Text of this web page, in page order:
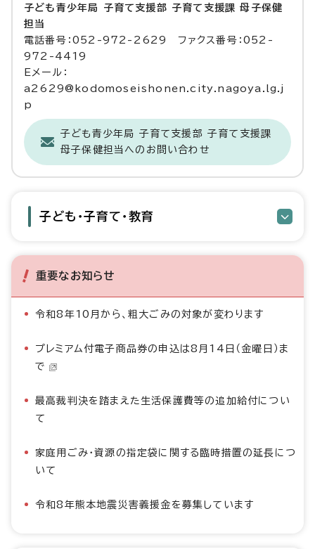
子ども青少年局 子育て支援部 子育て支援課 母子保健
担当
電話番号：052-972-2629 ファクス番号：052-
972-4419
Eメール：
a2629@kodomoseishonen.city.nagoya.lg.j
p
子ども青少年局 子育て支援部 子育て支援課
母子保健担当へのお問い合わせ
子ども・子育て・教育
重要なお知らせ
令和8年10月から、粗大ごみの対象が変わります
プレミアム付電子商品券の申込は8月14日（金曜日）ま
で
最高裁判決を踏まえた生活保護費等の追加給付につい
て
家庭用ごみ・資源の指定袋に関する臨時措置の延長につ
いて
令和8年熊本地震災害義援金を募集しています